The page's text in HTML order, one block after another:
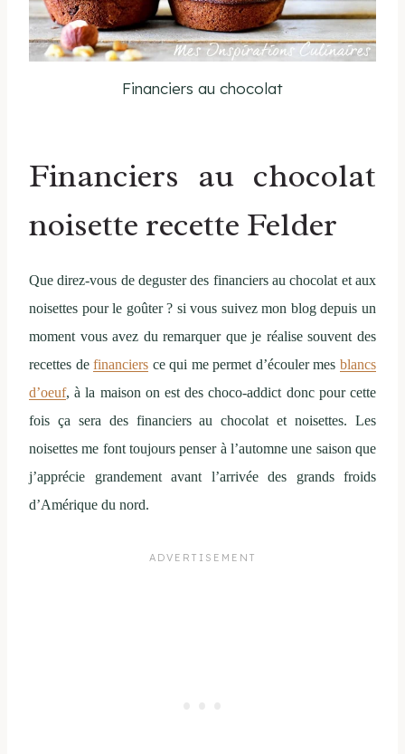
Financiers au chocolat
Financiers au chocolat
noisette recette Felder
Que direz-vous de deguster des financiers au chocolat et aux
noisettes pour le goûter ? si vous suivez mon blog depuis un
moment vous avez du remarquer que je réalise souvent des
recettes definanciers ce qui me permet d’écouler mesblancs
d’oeuf, à la maison on est des choco-addict donc pour cette
fois ça sera des financiers au chocolat et noisettes. Les
noisettes me font toujours penser à l’automne une saison que
j’apprécie grandement avant l’arrivée des grands froids
d’Amérique du nord.